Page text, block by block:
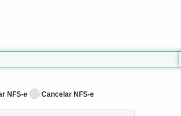
NFS-e Cancelar NFS-e